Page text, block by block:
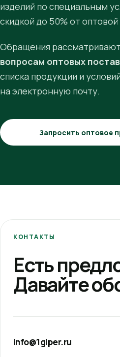
изделий по специальным
скидкой до 50% от
Обращения
вопросам оптовых
списка продукции и
на электронную почту.
Запросить оптовое
КОНТАКТЫ
Есть
Давайте
info@1giper.ru